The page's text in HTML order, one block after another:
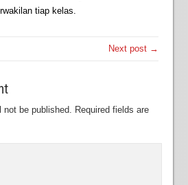
tiap kelas.
Next post →
not be published. Required fields are